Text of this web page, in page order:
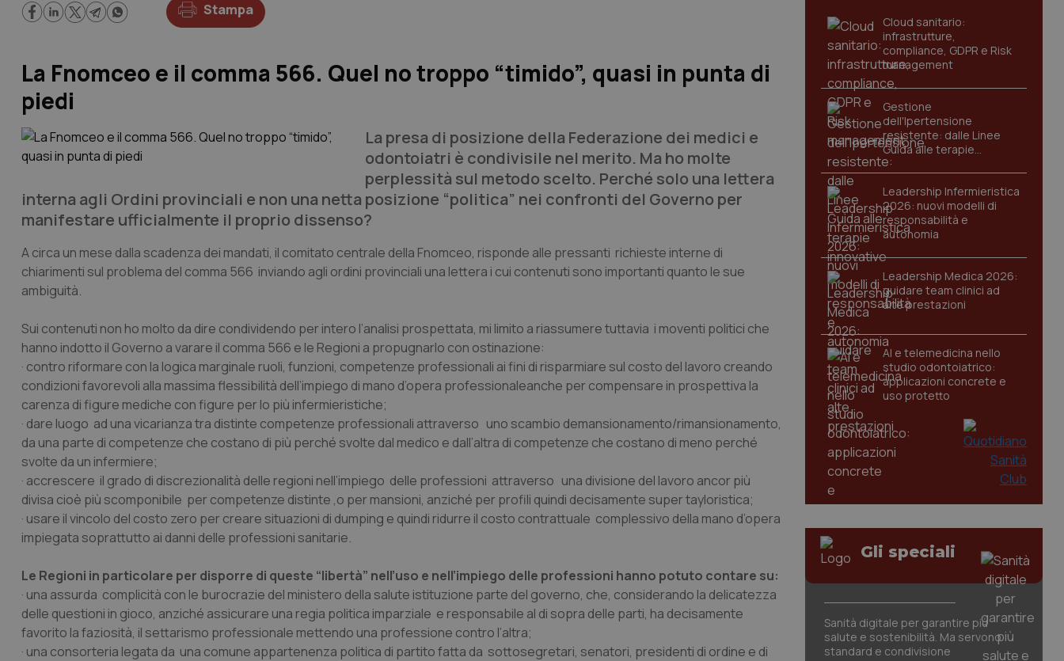
Stampa
La Fnomceo e il comma 566. Quel no troppo “timido”, quasi in punta di
piedi
La presa di posizione della Federazione dei medici e
odontoiatri è condivisile nel merito. Ma ho molte
perplessità sul metodo scelto. Perché solo una lettera
interna agli Ordini provinciali e non una netta posizione “politica” nei confronti del Governo per
manifestare ufficialmente il proprio dissenso?
A circa un mese dalla scadenza dei mandati, il comitato centrale della Fnomceo, risponde alle pressanti richieste interne di
chiarimenti sul problema del comma 566 inviando agli ordini provinciali una lettera i cui contenuti sono importanti quanto le sue
ambiguità.
Sui contenuti non ho molto da dire condividendo per intero l’analisi prospettata, mi limito a riassumere tuttavia i moventi politici che
hanno indotto il Governo a varare il comma 566 e le Regioni a propugnarlo con ostinazione:
· contro riformare con la logica marginale ruoli, funzioni, competenze professionali ai fini di risparmiare sul costo del lavoro creando
condizioni favorevoli alla massima flessibilità dell’impiego di mano d’opera professionaleanche per compensare in prospettiva la
carenza di figure mediche con figure per lo più infermieristiche;
· dare luogo ad una vicarianza tra distinte competenze professionali attraverso uno scambio demansionamento/rimansionamento,
da una parte di competenze che costano di più perché svolte dal medico e dall’altra di competenze che costano di meno perché
svolte da un infermiere;
· accrescere il grado di discrezionalità delle regioni nell’impiego delle professioni attraverso una divisione del lavoro ancor più
divisa cioè più scomponibile per competenze distinte ,o per mansioni, anziché per profili quindi decisamente super tayloristica;
· usare il vincolo del costo zero per creare situazioni di dumping e quindi ridurre il costo contrattuale complessivo della mano d’opera
impiegata soprattutto ai danni delle professioni sanitarie.
Le Regioni in particolare per disporre di queste “libertà” nell’uso e nell’impiego delle professioni hanno potuto contare su:
· una assurda complicità con le burocrazie del ministero della salute istituzione parte del governo, che, considerando la delicatezza
delle questioni in gioco, anziché assicurare una regia politica imparziale e responsabile al di sopra delle parti, ha decisamente
favorito la faziosità, il settarismo professionale mettendo una professione contro l’altra;
· una consorteria legata da una comune appartenenza politica di partito fatta da sottosegretari, senatori, presidenti di ordine e di
Cloud sanitario:
infrastrutture,
compliance, GDPR e Risk
management
Gestione
dell'Ipertensione
resistente: dalle Linee
Guida alle terapie
innovative
Leadership Infermieristica
2026: nuovi modelli di
responsabilità e
autonomia
Leadership Medica 2026:
guidare team clinici ad
alte prestazioni
AI e telemedicina nello
studio odontoiatrico:
applicazioni concrete e
uso protetto
Gli speciali
Sanità digitale per garantire più
salute e sostenibilità. Ma servono
standard e condivisione